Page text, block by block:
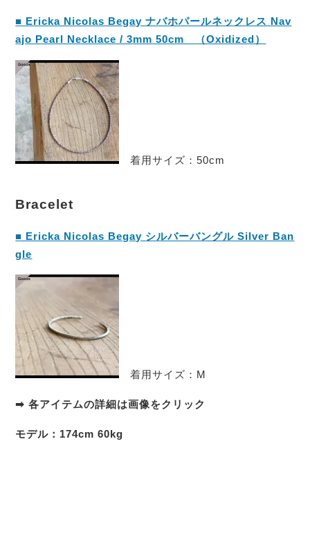
■ Ericka Nicolas Begay ナバホパールネックレス Nav
ajo Pearl Necklace / 3mm 50cm （Oxidized）
着用サイズ：50cm
Bracelet
■ Ericka Nicolas Begay シルバーバングル Silver Ban
gle
着用サイズ：M
➡ 各アイテムの詳細は画像をクリック
モデル：174cm 60kg